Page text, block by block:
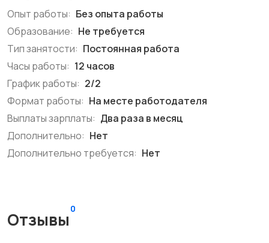
Опыт работы: Без опыта работы
Образование: Не требуется
Тип занятости: Постоянная работа
Часы работы: 12 часов
График работы: 2/2
Формат работы: На месте работодателя
Выплаты зарплаты: Два раза в месяц
Дополнительно: Нет
Дополнительно требуется: Нет
Отзывы
0